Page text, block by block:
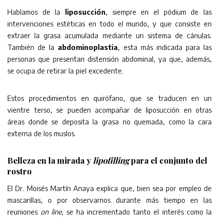
Hablamos de la liposucción, siempre en el pódium de las
intervenciones estéticas en todo el mundo, y que consiste en
extraer la grasa acumulada mediante un sistema de cánulas.
También de la abdominoplastia, esta más indicada para las
personas que presentan distensión abdominal, ya que, además,
se ocupa de retirar la piel excedente.
Estos procedimientos en quirófano, que se traducen en un
vientre terso, se pueden acompañar de liposucción en otras
áreas donde se deposita la grasa no quemada, como la cara
externa de los muslos.
Belleza en la mirada y lipofillingpara el conjunto del
rostro
El Dr. Moisés Martín Anaya explica que, bien sea por empleo de
mascarillas, o por observarnos durante más tiempo en las
reuniones on line, se ha incrementado tanto el interés como la